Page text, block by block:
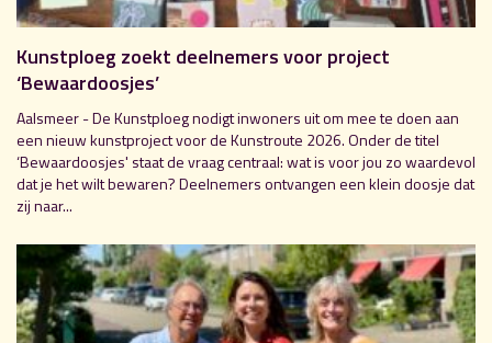
Kunstploeg zoekt deelnemers voor project
‘Bewaardoosjes’
Aalsmeer - De Kunstploeg nodigt inwoners uit om mee te doen aan
een nieuw kunstproject voor de Kunstroute 2026. Onder de titel
‘Bewaardoosjes' staat de vraag centraal: wat is voor jou zo waardevol
dat je het wilt bewaren? Deelnemers ontvangen een klein doosje dat
zij naar...